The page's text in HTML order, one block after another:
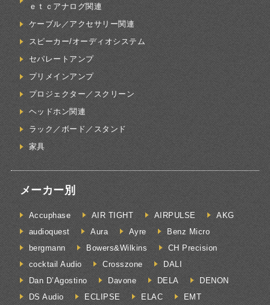
ｅｔｃアナログ関連
ケーブル／アクセサリー関連
スピーカー/オーディオシステム
セパレートアンプ
プリメインアンプ
プロジェクター／スクリーン
ヘッドホン関連
ラック／ボード／スタンド
家具
メーカー別
Accuphase AIR TIGHT AIRPULSE
AKG
audioquest
Aura Ayre
Benz Micro
bergmann
Bowers&Wilkins
CH Precision
cocktail Audio
Crosszone
DALI
Dan D’Agostino
Davone DELA
DENON
DS Audio
ECLIPSE ELAC
EMT